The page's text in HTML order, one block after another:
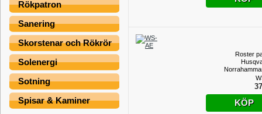
Rökpatron
Sanering
Skorstenar och Rökrör
Solenergi
Sotning
Spisar & Kaminer
Roster
KÖP